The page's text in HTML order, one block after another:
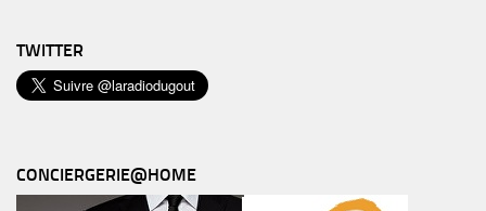
TWITTER
CONCIERGERIE@HOME